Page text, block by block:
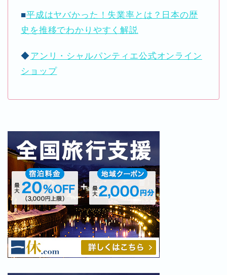
■平成はヤバかった！失業率とは？日本の歴
史を推移でわかりやすく解説
◆アンリ・シャルパンティエ公式オンライン
ショップ